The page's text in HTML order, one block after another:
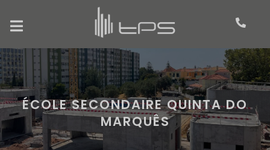
ÉCOLE SECONDAIRE QUINTA DO
MARQUÊS